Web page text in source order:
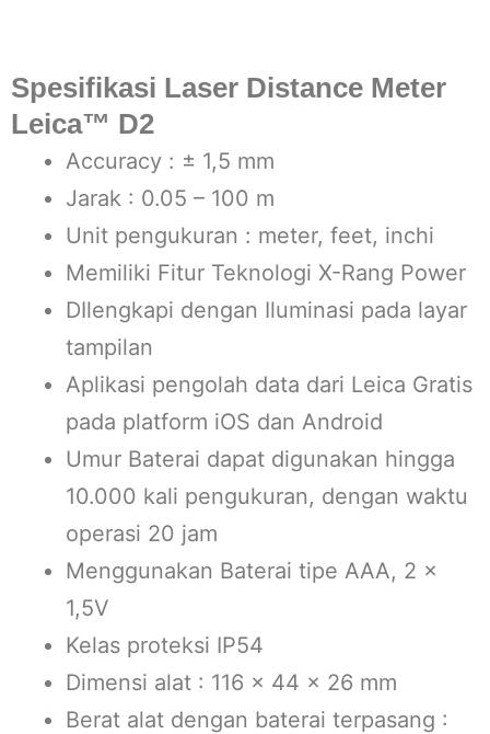
Spesifikasi Laser Distance Meter
Leica™ D2
Accuracy : ± 1,5 mm
Jarak : 0.05 – 100 m
Unit pengukuran : meter, feet, inchi
Memiliki Fitur Teknologi X-Rang Power
DIlengkapi dengan Iluminasi pada layar
tampilan
Aplikasi pengolah data dari Leica Gratis
pada platform iOS dan Android
Umur Baterai dapat digunakan hingga
10.000 kali pengukuran, dengan waktu
operasi 20 jam
Menggunakan Baterai tipe AAA, 2 x
1,5V
Kelas proteksi IP54
Dimensi alat : 116 x 44 x 26 mm
Berat alat dengan baterai terpasang :